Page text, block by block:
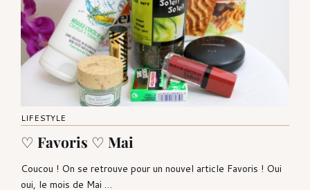
LIFESTYLE
♡ Favoris ♡ Mai
Coucou ! On se retrouve pour un nouvel article Favoris ! Oui
oui, le mois de Mai …